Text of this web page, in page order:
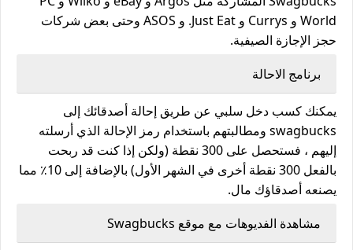
World و Currys و Just Eat. و ASOS وحتى بعض شركات
حجز الإجازة الصيفية.
برنامج الاحالة
يمكنك كسب دخل سلبي عن طريق إحالة أصدقائك إلى
swagbucks ومطالبتهم باستخدام رمز الإحالة الذي أرسلته
إليهم ، فستحصل على 300 نقطة (ولكن إذا كنت قد ربحت
بالفعل 300 نقطة أخرى في الشهر الأول) بالإضافة إلى 10٪ مما
يصنعه أصدقاؤك مال.
مشاهدة الفديوهات مع موقع Swagbucks